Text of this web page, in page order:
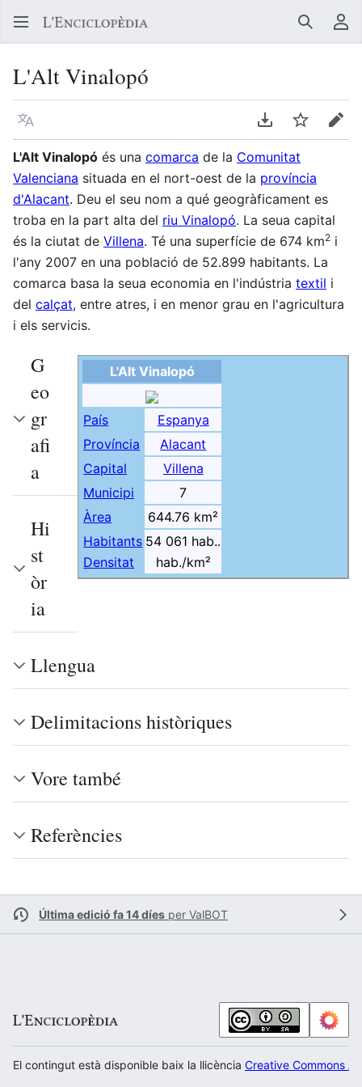
Buscar
L'Alt Vinalopó
Llegir en un atre idioma Descarregar en
Vigilar
L'Alt Vinalopó és una comarca de la Comunitat
Valenciana situada en el nort-oest de la província
d'Alacant. Deu el seu nom a qué geogràficament es
troba en la part alta del riu Vinalopó. La seua capital
és la ciutat de Villena. Té una superfície de 674 km2 i
l'any 2007 en una població de 52.899 habitants. La
comarca basa la seua economia en l'indústria textil i
del calçat, entre atres, i en menor grau en l'agricultura
i els servicis.
L'Alt Vinalopó
País
Espanya
Província
Alacant
Capital
Villena
Municipi
7
Àrea
644.76 km²
Habitants
Densitat
54 061 hab..
hab./km²
G
eo
gr
afi
a
Hi
st
òr
ia
Llengua
Delimitacions històriques
Vore també
Referències
Última edició fa 14 díes per ValBOT
El contingut està disponible baix la llicència Creative Commons